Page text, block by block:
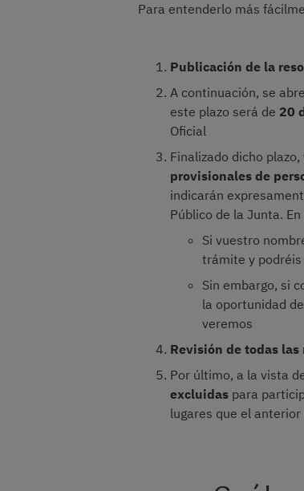
Para entenderlo más
Publicación de la
A continuación, se
este plazo será de 20
Oficial
Finalizado dicho
provisionales de
indicarán
Público de la Junta.
Si vuestro
trámite y
Sin embargo, si
la oportunidad
veremos
Revisión de todas
Por último, a la vista
excluidas para
lugares que el anterior